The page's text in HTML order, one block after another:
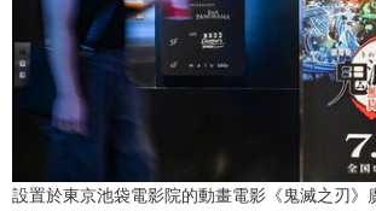
文化
科學技術
生活
設置於東京池袋電影院的動畫電影《鬼滅之刃》